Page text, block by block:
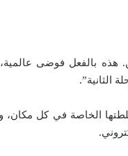
هذه بالفعل فوضى
الثانية”.
الخاصة في كل